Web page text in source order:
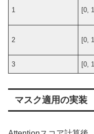
1 [0,
2 [0,
3 [0,
マスク適用の実装